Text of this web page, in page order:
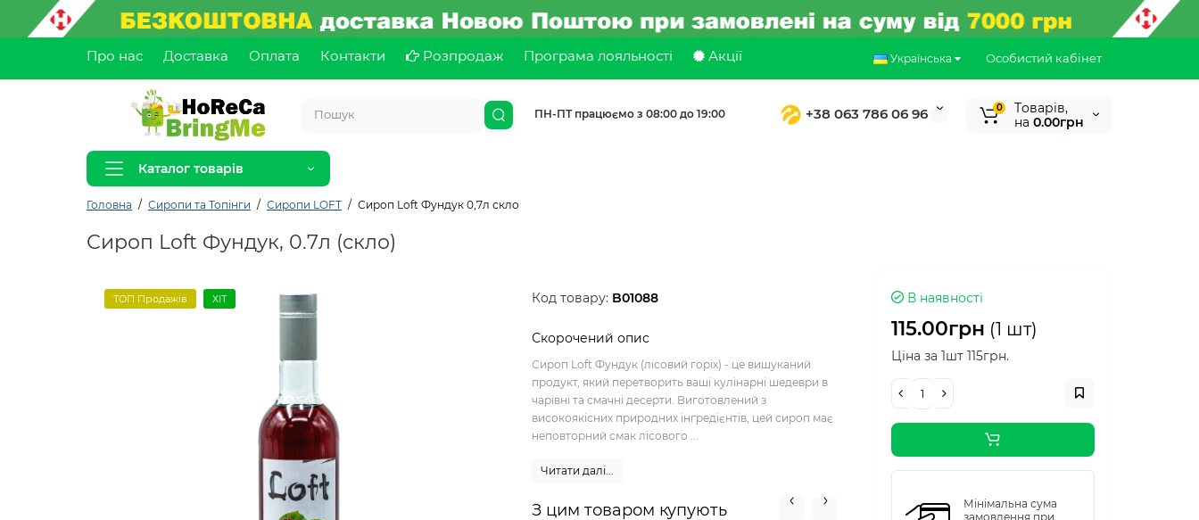
Про нас Доставка Оплата Контакти Розпродаж Програма лояльності Акції Особистий кабінет
Українська
ПН-ПТ працюємо з 08:00 до 19:00 +38 063 786 06 96 0
Tоварів,
на 0.00грн
Каталог товарів
Головна Сиропи та Топінги Сиропи LOFT Сироп Loft Фундук 0,7л скло
Сироп Loft Фундук, 0.7л (скло)
ТОП Продажів ХІТ Код товару: B01088
Скорочений опис
Сироп Loft Фундук (лісовий горіх) - це вишуканий
продукт, який перетворить ваші кулінарні шедеври в
чарівні та смачні десерти. Виготовлений з
високоякісних природних інгредієнтів, цей сироп має
неповторний смак лісового ...
Читати далі...
З цим товаром купують
В наявності
115.00грн (1 шт)
Ціна за 1шт 115грн.
Мінімальна сума
замовлення при